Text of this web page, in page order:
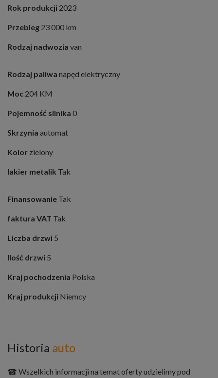
Rok produkcji 2023
Przebieg 23 000 km
Rodzaj nadwozia van
Rodzaj paliwa napęd elektryczny
Moc 204 KM
Pojemność silnika 0
Skrzynia automat
Kolor zielony
lakier metalik Tak
Finansowanie Tak
faktura VAT Tak
Liczba drzwi 5
Ilość drzwi 5
Kraj pochodzenia Polska
Kraj produkcji Niemcy
Historia auto
☎ Wszelkich informacji na temat oferty udzielimy pod